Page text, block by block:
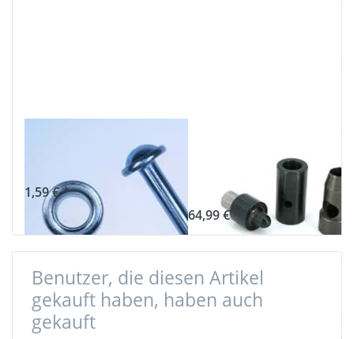
Werkzeug für
11mm Ösen
1,59 € *
W1 für 11mm
Ösen
64,99 € *
Benutzer, die diesen Artikel
gekauft haben, haben auch
gekauft